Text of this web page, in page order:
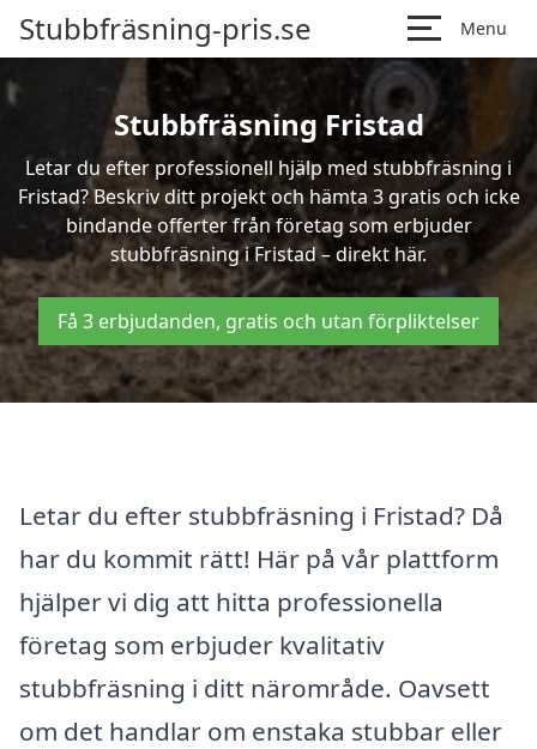
Stubbfräsning-pris.se Menu
Stubbfräsning Fristad
Letar du efter professionell hjälp med stubbfräsning i
Fristad? Beskriv ditt projekt och hämta 3 gratis och icke
bindande offerter från företag som erbjuder
stubbfräsning i Fristad – direkt här.
Få 3 erbjudanden, gratis och utan förpliktelser
Letar du efter stubbfräsning i Fristad? Då
har du kommit rätt! Här på vår plattform
hjälper vi dig att hitta professionella
företag som erbjuder kvalitativ
stubbfräsning i ditt närområde. Oavsett
om det handlar om enstaka stubbar eller